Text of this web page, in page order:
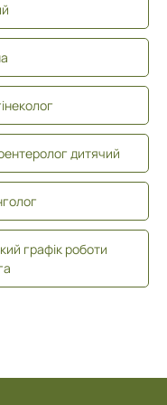
дитячий
графік роботи